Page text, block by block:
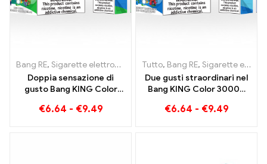
Bang RE, Sigarette elettroniche usa e getta ,Sigarette
Doppia sensazione di
gusto Bang KING Color
Mirtilli Anguria 30000
€6.64 - €9.49
Tutto, Bang RE, Sigarette elettroniche usa e getta Lituania
Due gusti straordinari nel
Bang KING Color 30000
Lamponi Misti e Frutta
€6.64 - €9.49